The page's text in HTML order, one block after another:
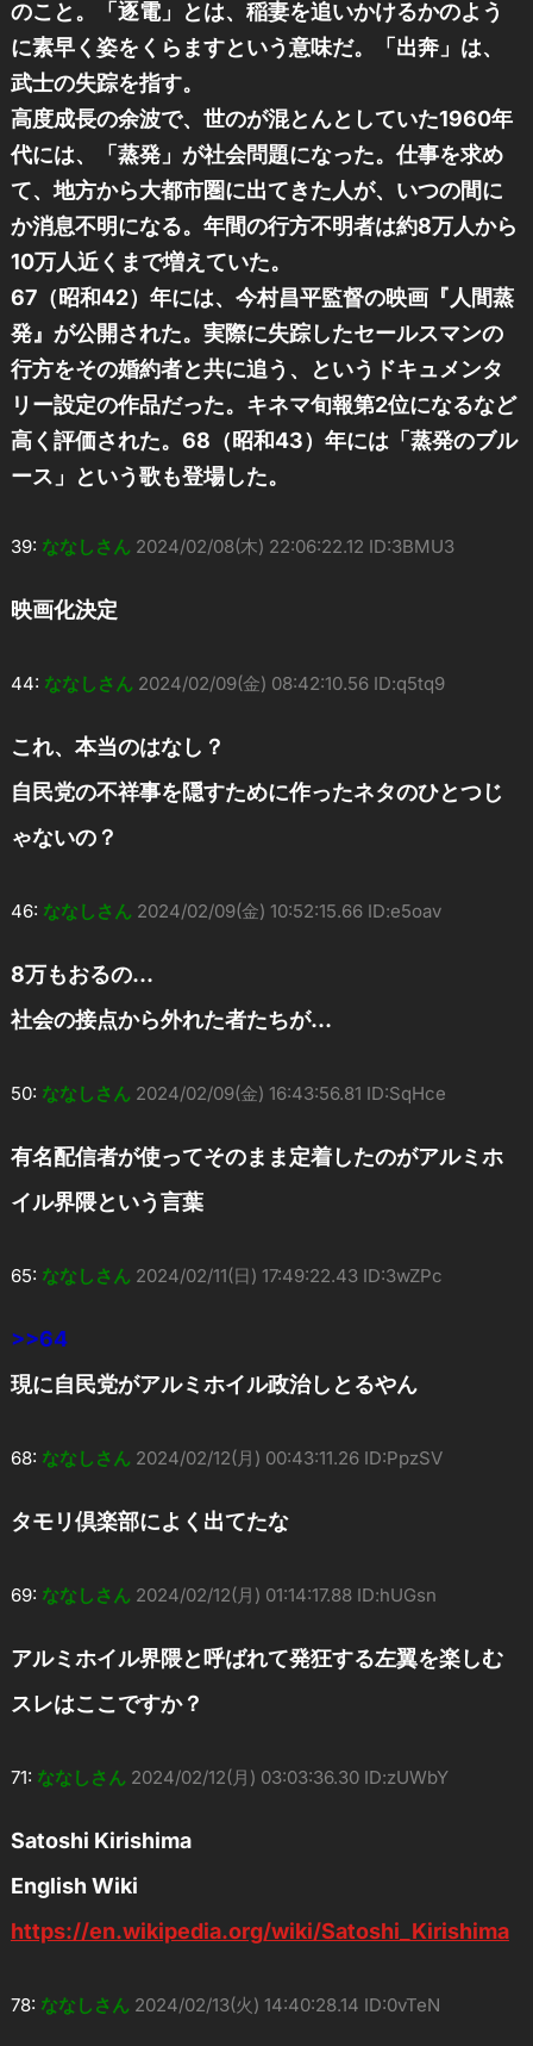
のこと。「逐電」とは、稲妻を追いかけるかのよう
に素早く姿をくらますという意味だ。「出奔」は、
武士の失踪を指す。
高度成長の余波で、世のが混とんとしていた1960年
代には、「蒸発」が社会問題になった。仕事を求め
て、地方から大都市圏に出てきた人が、いつの間に
か消息不明になる。年間の行方不明者は約8万人から
10万人近くまで増えていた。
67（昭和42）年には、今村昌平監督の映画『人間蒸
発』が公開された。実際に失踪したセールスマンの
行方をその婚約者と共に追う、というドキュメンタ
リー設定の作品だった。キネマ旬報第2位になるなど
高く評価された。68（昭和43）年には「蒸発のブル
ース」という歌も登場した。
39: ななしさん 2024/02/08(木) 22:06:22.12 ID:3BMU3
映画化決定
44: ななしさん 2024/02/09(金) 08:42:10.56 ID:q5tq9
これ、本当のはなし？
自民党の不祥事を隠すために作ったネタのひとつじ
ゃないの？
46: ななしさん 2024/02/09(金) 10:52:15.66 ID:e5oav
8万もおるの…
社会の接点から外れた者たちが…
50: ななしさん 2024/02/09(金) 16:43:56.81 ID:SqHce
有名配信者が使ってそのまま定着したのがアルミホ
イル界隈という言葉
65: ななしさん 2024/02/11(日) 17:49:22.43 ID:3wZPc
>>64
現に自民党がアルミホイル政治しとるやん
68: ななしさん 2024/02/12(月) 00:43:11.26 ID:PpzSV
タモリ倶楽部によく出てたな
69: ななしさん 2024/02/12(月) 01:14:17.88 ID:hUGsn
アルミホイル界隈と呼ばれて発狂する左翼を楽しむ
スレはここですか？
71: ななしさん 2024/02/12(月) 03:03:36.30 ID:zUWbY
Satoshi Kirishima
English Wiki
https://en.wikipedia.org/wiki/Satoshi_Kirishima
78: ななしさん 2024/02/13(火) 14:40:28.14 ID:0vTeN